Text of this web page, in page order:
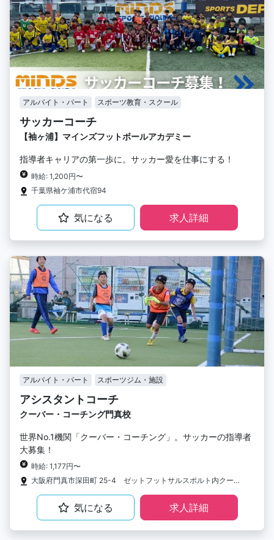
アルバイト・パート スポーツ教育・スクール
サッカーコーチ
【袖ヶ浦】マインズフットボールアカデミー
指導者キャリアの第一歩に。サッカー愛を仕事にする！
時給: 1,200円〜
千葉県袖ケ浦市代宿94
気になる 求人詳細
アルバイト・パート スポーツジム・施設
アシスタントコーチ
クーバー・コーチング門真校
世界No.1機関「クーバー・コーチング」。サッカーの指導者
大募集！
時給: 1,177円〜
大阪府門真市深田町 25-4 ゼットフットサルスポルト内クーバー・コーチング・サッカースクール
気になる 求人詳細